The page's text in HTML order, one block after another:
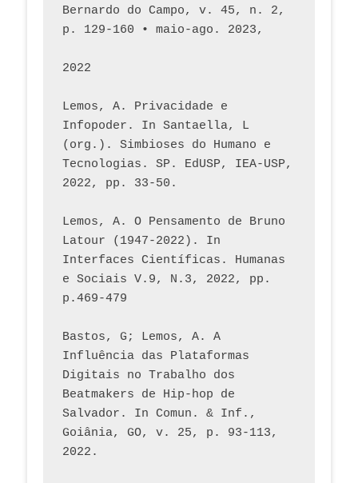
Bernardo do Campo, v. 45, n. 2,
p. 129-160 • maio-ago. 2023,
2022
Lemos, A. Privacidade e
Infopoder. In Santaella, L
(org.). Simbioses do Humano e
Tecnologias. SP. EdUSP, IEA-USP,
2022, pp. 33-50.
Lemos, A. O Pensamento de Bruno
Latour (1947-2022). In
Interfaces Científicas. Humanas
e Sociais V.9, N.3, 2022, pp.
p.469-479
Bastos, G; Lemos, A. A
Influência das Plataformas
Digitais no Trabalho dos
Beatmakers de Hip-hop de
Salvador. In Comun. & Inf.,
Goiânia, GO, v. 25, p. 93-113,
2022.